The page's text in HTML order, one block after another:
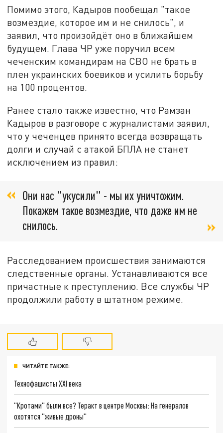
Помимо этого, Кадыров пообещал "такое
возмездие, которое им и не снилось", и
заявил, что произойдёт оно в ближайшем
будущем. Глава ЧР уже поручил всем
чеченским командирам на СВО не брать в
плен украинских боевиков и усилить борьбу
на 100 процентов.
Ранее стало также известно, что Рамзан
Кадыров в разговоре с журналистами заявил,
что у чеченцев принято всегда возвращать
долги и случай с атакой БПЛА не станет
исключением из правил:
Они нас "укусили" - мы их уничтожим.
Покажем такое возмездие, что даже им не
снилось.
Расследованием происшествия занимаются
следственные органы. Устанавливаются все
причастные к преступлению. Все службы ЧР
продолжили работу в штатном режиме.
ЧИТАЙТЕ ТАКЖЕ:
Технофашисты XXI века
"Кротами" были все? Теракт в центре Москвы: На генералов
охотятся "живые дроны"